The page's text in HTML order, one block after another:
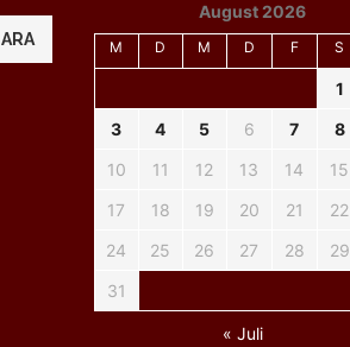
ARA
August 2026
M D M D F S
1
3
4 5 6 7 8
10
11 12 13 14 15
17
18 19 20 21 22
24
25 26 27 28 29
31
« Juli